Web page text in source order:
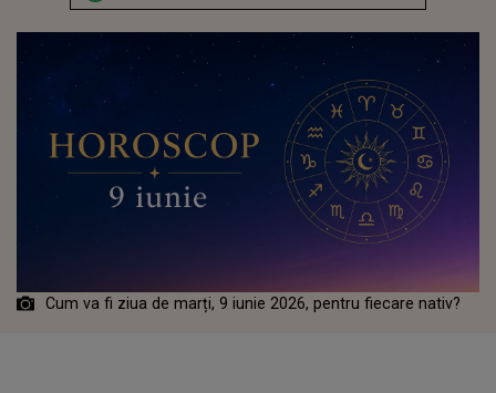
Cum va fi ziua de marți, 9 iunie 2026, pentru fiecare nativ?